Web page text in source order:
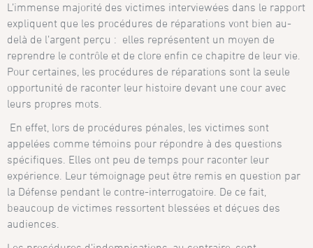
L’immense majorité des victimes interviewées dans le rapport
expliquent que les procédures de réparations vont bien au-
delà de l’argent perçu : elles représentent un moyen de
reprendre le contrôle et de clore enfin ce chapitre de leur vie.
Pour certaines, les procédures de réparations sont la seule
opportunité de raconter leur histoire devant une cour avec
leurs propres mots.
En effet, lors de procédures pénales, les victimes sont
appelées comme témoins pour répondre à des questions
spécifiques. Elles ont peu de temps pour raconter leur
expérience. Leur témoignage peut être remis en question par
la Défense pendant le contre-interrogatoire. De ce fait,
beaucoup de victimes ressortent blessées et déçues des
audiences.